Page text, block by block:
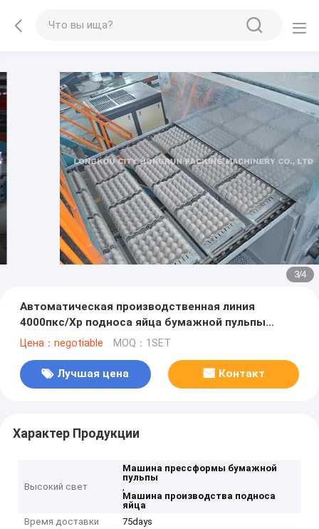
3/4
Автоматическая производственная линия
4000пкс/Хр подноса яйца бумажной пульпы
утилизации отходов
Цена：negotiable MOQ：1SET
Лучшая цена Контакт
Характер Продукции
Высокий свет
Машина прессформы бумажной
пульпы
,
Машина производства подноса
яйца
Время доставки
75days